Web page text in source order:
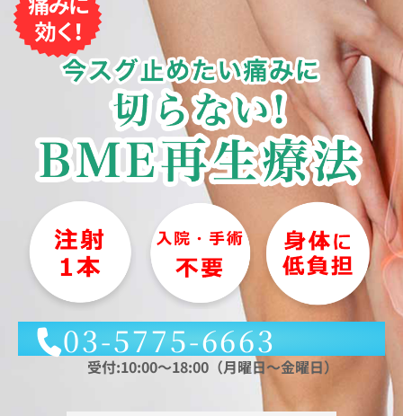
03-5775-6663
受付:10:00～18:00（月曜日～金曜日）